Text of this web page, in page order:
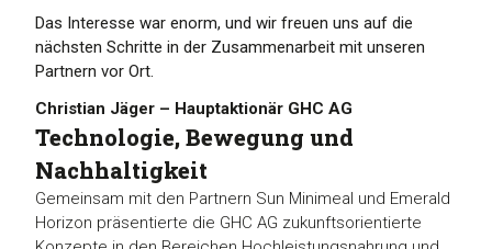
Das Interesse war enorm, und wir freuen uns auf die
nächsten Schritte in der Zusammenarbeit mit unseren
Partnern vor Ort.
Christian Jäger – Hauptaktionär GHC AG
Technologie, Bewegung und
Nachhaltigkeit
Gemeinsam mit den Partnern Sun Minimeal und Emerald
Horizon präsentierte die GHC AG zukunftsorientierte